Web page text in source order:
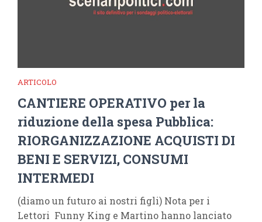
ARTICOLO
CANTIERE OPERATIVO per la
riduzione della spesa Pubblica:
RIORGANIZZAZIONE ACQUISTI DI
BENI E SERVIZI, CONSUMI
INTERMEDI
(diamo un futuro ai nostri figli) Nota per i
Lettori Funny King e Martino hanno lanciato